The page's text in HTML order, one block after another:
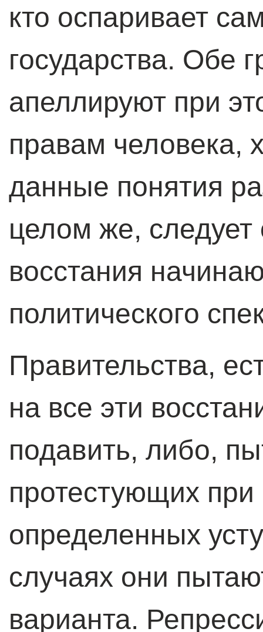
кто оспаривает
государства. Обе
апеллируют при
правам человека,
данные понятия
целом же, следует
восстания
политического
Правительства,
на все эти
подавить, либо,
протестующих
определенных
случаях они
варианта.